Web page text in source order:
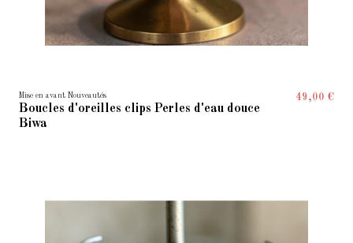
Mise en avant Nouveautés
Boucles d'oreilles clips Perles d'eau douce
Biwa
49,00 €